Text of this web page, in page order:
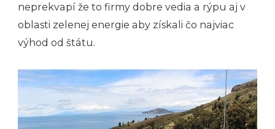
neprekvapí že to firmy dobre vedia a rýpu aj v
oblasti zelenej energie aby získali čo najviac
výhod od štátu.